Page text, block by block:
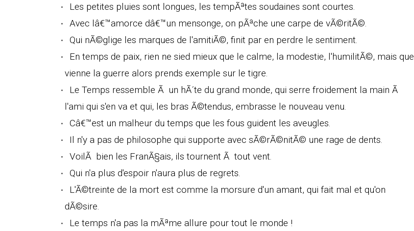
Les petites pluies sont longues, les tempÃªtes soudaines sont courtes.
Avec lâ€™amorce dâ€™un mensonge, on pÃªche une carpe de vÃ©ritÃ©.
Qui nÃ©glige les marques de l'amitiÃ©, finit par en perdre le sentiment.
En temps de paix, rien ne sied mieux que le calme, la modestie, l'humilitÃ©, mais que
vienne la guerre alors prends exemple sur le tigre.
Le Temps ressemble Ã un hÃ´te du grand monde, qui serre froidement la main Ã
l'ami qui s'en va et qui, les bras Ã©tendus, embrasse le nouveau venu.
Câ€™est un malheur du temps que les fous guident les aveugles.
Il n'y a pas de philosophe qui supporte avec sÃ©rÃ©nitÃ© une rage de dents.
VoilÃ bien les FranÃ§ais, ils tournent Ã tout vent.
Qui n'a plus d'espoir n'aura plus de regrets.
L'Ã©treinte de la mort est comme la morsure d'un amant, qui fait mal et qu'on
dÃ©sire.
Le temps n'a pas la mÃªme allure pour tout le monde !